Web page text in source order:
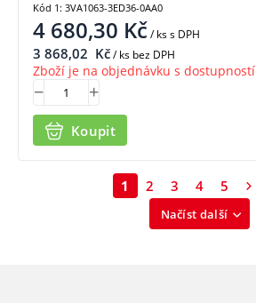
4 680,30 Kč/ kss DPH
3 868,02 Kč/ ks bez DPH
Zboží je na objednávku s dostupností
Koupit
Kód 1: 3VA1063-3ED36-0AA0
Načíst další
1 2 3 4 5